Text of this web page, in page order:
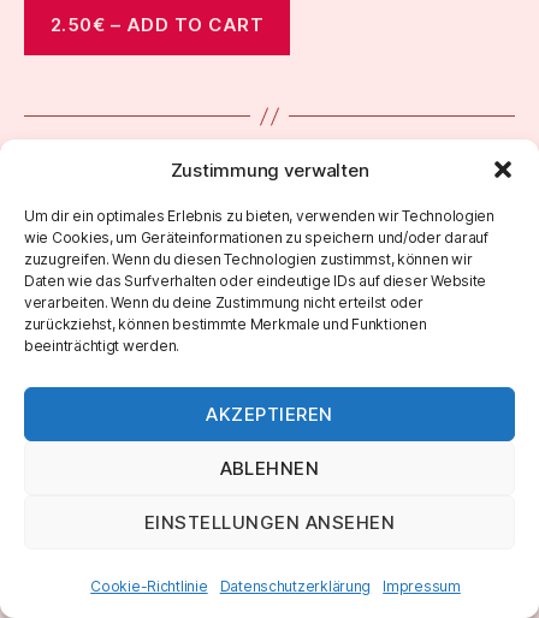
Zustimmung verwalten
Um dir ein optimales Erlebnis zu bieten, verwenden wir Technologien
wie Cookies, um Geräteinformationen zu speichern und/oder darauf
zuzugreifen. Wenn du diesen Technologien zustimmst, können wir
Daten wie das Surfverhalten oder eindeutige IDs auf dieser Website
verarbeiten. Wenn du deine Zustimmung nicht erteilst oder
zurückziehst, können bestimmte Merkmale und Funktionen
beeinträchtigt werden.
AKZEPTIEREN
ABLEHNEN
EINSTELLUNGEN ANSEHEN
Cookie-Richtlinie Datenschutzerklärung Impressum
2.50€ – ADD TO CART
Sunday Morning Jam 190 Backing Track
Track